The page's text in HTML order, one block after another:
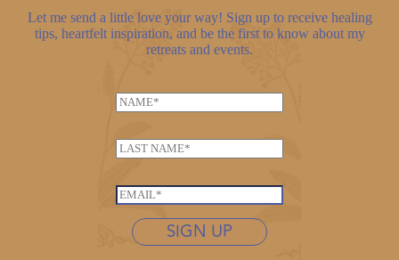
Let me send a little love your way! Sign up to receive healing
tips, heartfelt inspiration, and be the first to know about my
retreats and events.
N
m
e
L
s
t
E
m
a
i
E
SIGN UP